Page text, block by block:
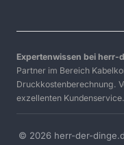
Expertenwissen bei herr-
Partner im Bereich
Druckkostenberechnung.
exzellenten Kundenservice.
© 2026 herr-der-